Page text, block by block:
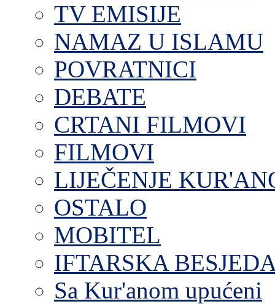
TV EMISIJE
NAMAZ U ISLAMU
POVRATNICI
DEBATE
CRTANI FILMOVI
FILMOVI
LIJEČENJE
OSTALO
MOBITEL
IFTARSKA
Sa Kur'anom upućeni